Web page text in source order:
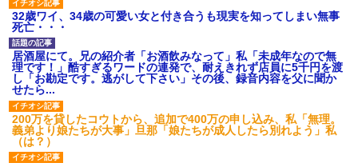
【まぬけ】夫「離婚だ！」私「わかった。で？」夫「慰謝料
だ！」私「いいけど弁護士通して。私も請求する」夫「」
日曜日、会社の窓を見ると同僚の姿。俺（あれ？ディズニーシー
じゃ？）→俺電話「今何してんの？」同僚「シーで並んでるこ
と！」俺「会社にいない？」→次の瞬間、すごい鳥肌が立った
32歳ワイ、34歳の可愛い女と付き合うも現実を知ってしまい無事
死亡・・・
居酒屋にて。兄の紹介者「お酒飲みなって」私「未成年なので無
理です！」酷すぎるワードの連発で、耐えきれず店員に5千円を渡
し「お勘定です。逃がして下さい」その後、録音内容を父に聞か
せたら...
200万を貸したコウトから、追加で400万の申し込み、私「無理。
義弟より娘たちが大事」旦那「娘たちが成人したら別れよう」私
（は？）